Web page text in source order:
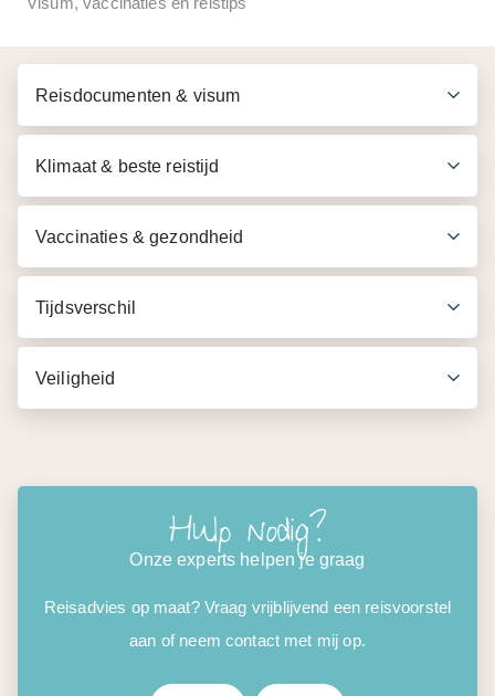
Pantai Chenang en Pantai Kok
Boottransfers tijdens de excursie
Reisdocumenten & visum
Klimaat & beste reistijd
Vaccinaties & gezondheid
Tijdsverschil
Veiligheid
Hulp nodig?
Onze experts helpen je graag
Reisadvies op maat? Vraag vrijblijvend een reisvoorstel
aan of neem contact met mij op.